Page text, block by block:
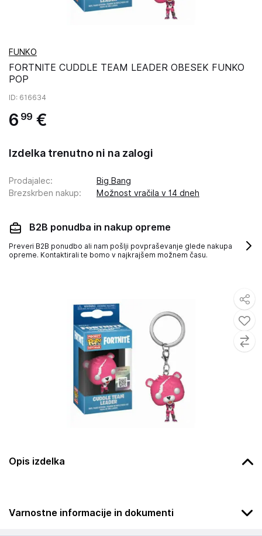
Opis izdelka
Varnostne informacije in dokumenti
FUNKO
FORTNITE CUDDLE TEAM LEADER OBESEK FUNKO
POP
ID: 616634
6 99 €
Izdelka trenutno ni na zalogi
Prodajalec:
Big Bang
Brezskrben nakup: Možnost vračila v 14 dneh
B2B ponudba in nakup opreme
Preveri B2B ponudbo ali nam pošlji povpraševanje glede nakupa
opreme. Kontaktirali te bomo v najkrajšem možnem času.